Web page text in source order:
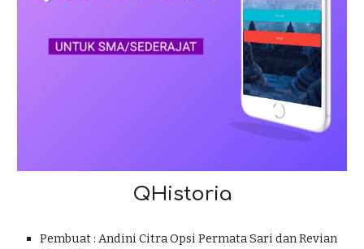
QHistoria
Pembuat :Andini Citra Opsi Permata Sari dan Revian